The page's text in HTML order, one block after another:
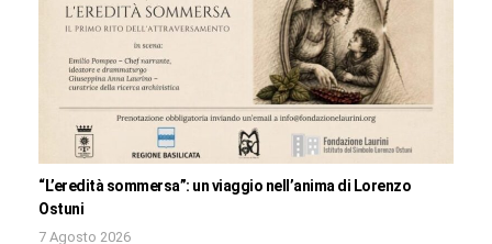
“L’eredità sommersa”: un viaggio nell’anima di Lorenzo
Ostuni
7 Agosto 2026